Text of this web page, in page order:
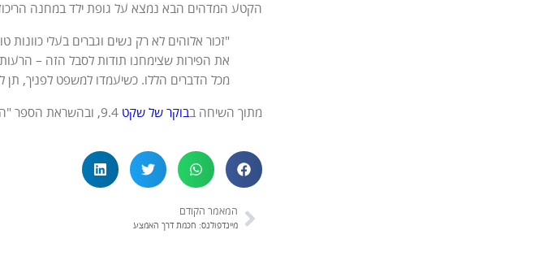
הקטע המדהים הבא נמצא על גופת ילד במחנה הריכוז
"זכור אלוהים לא רק נשים וגברים בעלי
את הפירות שצימחנו תודות לסבל הזה –
מכל הדברים הללו. כשיעמדו למשפט לפניך, תן
מתוך השיחה בבוקר של שקט 9.4, ובהשראת הספר "הלב הנבון"/ ג'ק קורנפילד
המאמר הקודם
מיינדפולנס: חכמת דרך האמצע